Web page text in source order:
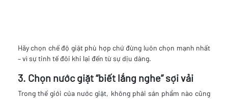
Hãy chọn chế độ giặt phù hợp chứ đừng luôn chọn mạnh nhất
– vì sự tinh tế đôi khi lại đến từ sự dịu dàng.
3. Chọn nước giặt “biết lắng nghe” sợi vải
Trong thế giới của nước giặt, không phải sản phẩm nào cũng